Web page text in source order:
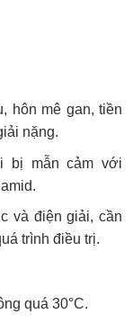
hôn mê gan, tiền
nặng.
bị mẫn cảm với
và điện giải, cần
trình điều trị.
quá 30°C.